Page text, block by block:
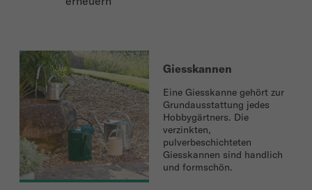
Giesskannen
Eine Giesskanne gehört zur
Grundausstattung jedes
Hobbygärtners. Die
verzinkten,
pulverbeschichteten
Giesskannen sind handlich
und formschön.